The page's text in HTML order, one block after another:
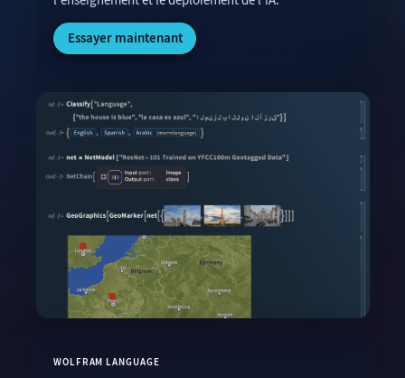
Essayer maintenant
WOLFRAM LANGUAGE